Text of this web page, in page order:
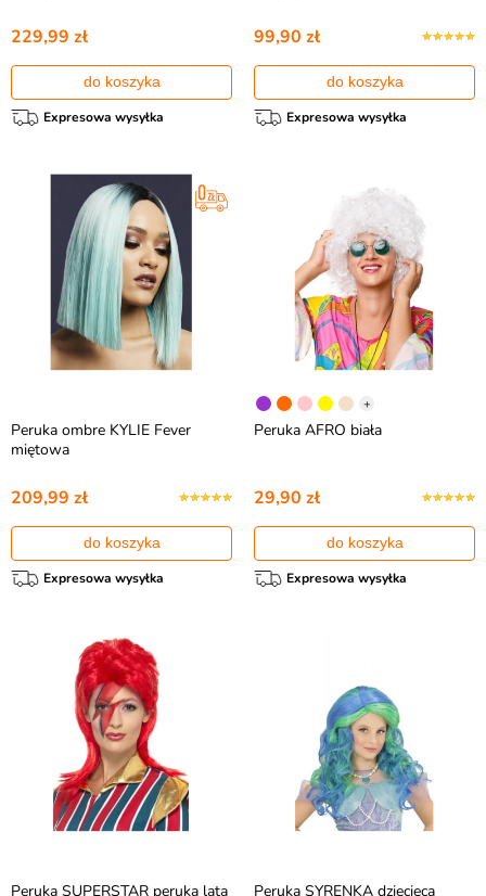
229,99 zł
do koszyka
Expresowa wysyłka
99,90 zł
do koszyka
Expresowa wysyłka
Peruka ombre KYLIE Fever
miętowa
209,99 zł
do koszyka
Expresowa wysyłka
+
Peruka AFRO biała
29,90 zł
do koszyka
Expresowa wysyłka
Peruka SUPERSTAR peruka lata Peruka SYRENKA dziecięca